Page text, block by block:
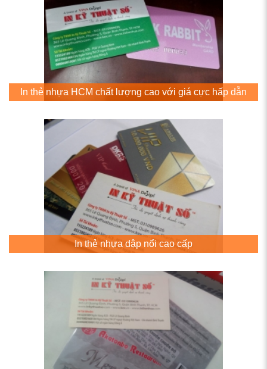
In thẻ nhựa HCM chất lượng cao với giá cực hấp dẫn
In thẻ nhựa dập nổi cao cấp